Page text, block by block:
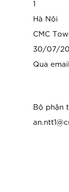
1
Hà Nội
CMC
30/07/
Qua
Bộ phận